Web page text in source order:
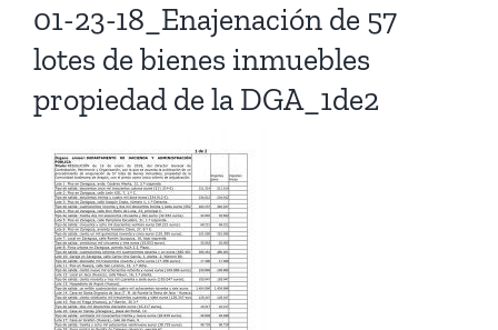
01-23-18_Enajenación de 57
lotes de bienes inmuebles
propiedad de la DGA_1de2